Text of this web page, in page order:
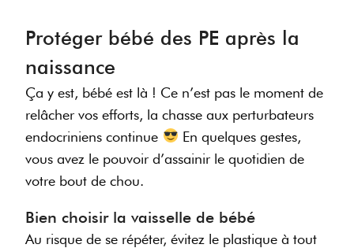
Protéger bébé des PE après la
naissance
Ça y est, bébé est là ! Ce n’est pas le moment de
relâcher vos efforts, la chasse aux perturbateurs
endocriniens continue
En quelques gestes,
vous avez le pouvoir d’assainir le quotidien de
votre bout de chou.
Bien choisir la vaisselle de bébé
Au risque de se répéter, évitez le plastique à tout